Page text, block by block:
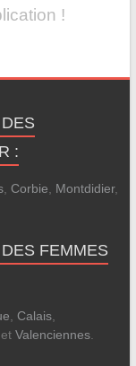
!
:
, Corbie, Montdidier,
FEMMES
, Calais,
Valenciennes.